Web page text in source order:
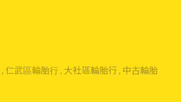
仁武區輪胎行 大社區輪胎行 中古輪胎